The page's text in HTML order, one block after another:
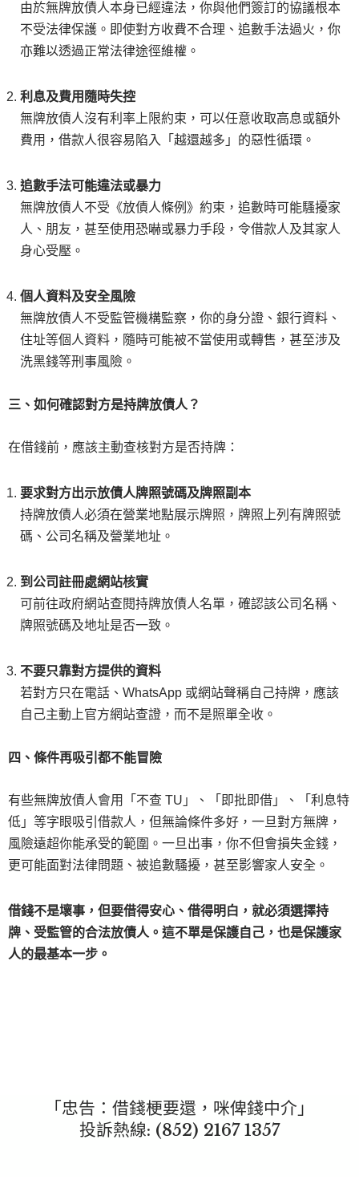
由於無牌放債人本身已經違法，你與他們簽訂的協議根本
不受法律保護。即使對方收費不合理、追數手法過火，你
亦難以透過正常法律途徑維權。
利息及費用隨時失控
無牌放債人沒有利率上限約束，可以任意收取高息或額外
費用，借款人很容易陷入「越還越多」的惡性循環。
追數手法可能違法或暴力
無牌放債人不受《放債人條例》約束，追數時可能騷擾家
人、朋友，甚至使用恐嚇或暴力手段，令借款人及其家人
身心受壓。
個人資料及安全風險
無牌放債人不受監管機構監察，你的身分證、銀行資料、
住址等個人資料，隨時可能被不當使用或轉售，甚至涉及
洗黑錢等刑事風險。
三、如何確認對方是持牌放債人？
在借錢前，應該主動查核對方是否持牌：
要求對方出示放債人牌照號碼及牌照副本
持牌放債人必須在營業地點展示牌照，牌照上列有牌照號
碼、公司名稱及營業地址。
到公司註冊處網站核實
可前往政府網站查閱持牌放債人名單，確認該公司名稱、
牌照號碼及地址是否一致。
不要只靠對方提供的資料
若對方只在電話、WhatsApp 或網站聲稱自己持牌，應該
自己主動上官方網站查證，而不是照單全收。
四、條件再吸引都不能冒險
有些無牌放債人會用「不查 TU」、「即批即借」、「利息特
低」等字眼吸引借款人，但無論條件多好，一旦對方無牌，
風險遠超你能承受的範圍。一旦出事，你不但會損失金錢，
更可能面對法律問題、被追數騷擾，甚至影響家人安全。
借錢不是壞事，但要借得安心、借得明白，就必須選擇持
牌、受監管的合法放債人。這不單是保護自己，也是保護家
人的最基本一步。
「忠告：借錢梗要還，咪俾錢中介」
投訴熱線: (852) 2167 1357